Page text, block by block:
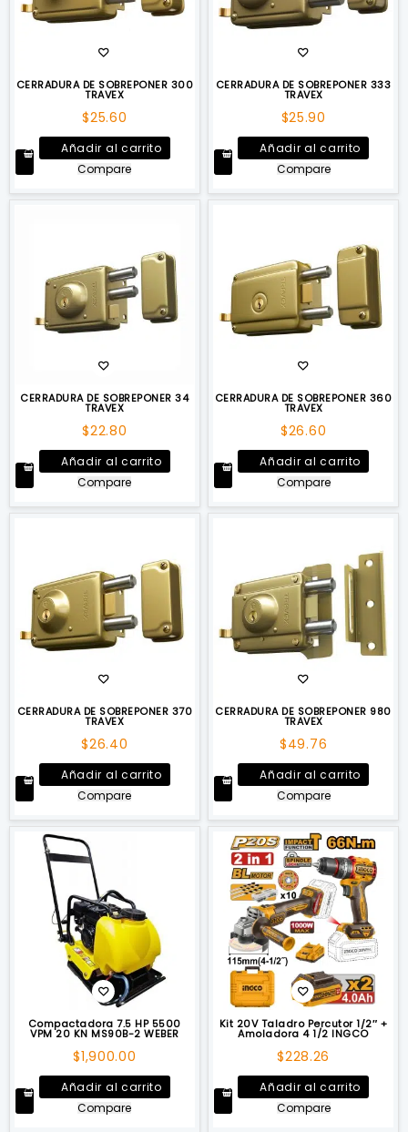
CERRADURA DE SOBREPONER 300
TRAVEX
$25.60
Añadir al carrito
Compare
CERRADURA DE SOBREPONER 333
TRAVEX
$25.90
Añadir al carrito
Compare
CERRADURA DE SOBREPONER 34
TRAVEX
$22.80
Añadir al carrito
Compare
CERRADURA DE SOBREPONER 360
TRAVEX
$26.60
Añadir al carrito
Compare
CERRADURA DE SOBREPONER 370
TRAVEX
$26.40
Añadir al carrito
Compare
CERRADURA DE SOBREPONER 980
TRAVEX
$49.76
Añadir al carrito
Compare
Compactadora 7.5 HP 5500
VPM 20 KN MS90B-2 WEBER
$1,900.00
Añadir al carrito
Compare
Kit 20V Taladro Percutor 1/2″ +
Amoladora 4 1/2 INGCO
$228.26
Añadir al carrito
Compare